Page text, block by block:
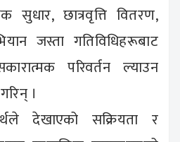
सुधार, छात्रवृत्ति वितरण,
जस्ता गतिविधिहरूबाट
परिवर्तन ल्याउन
।
देखाएको सक्रियता र